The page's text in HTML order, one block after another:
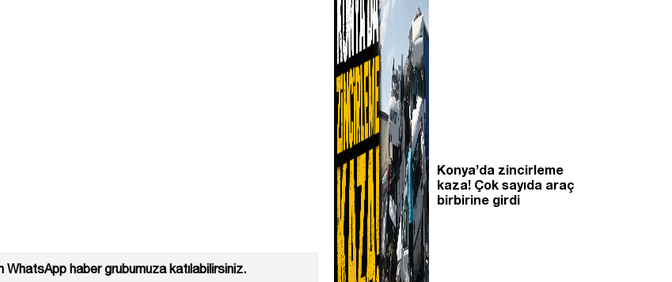
haber grubumuza katılabilirsiniz.
Konya’da zincirleme
kaza! Çok sayıda araç
birbirine girdi